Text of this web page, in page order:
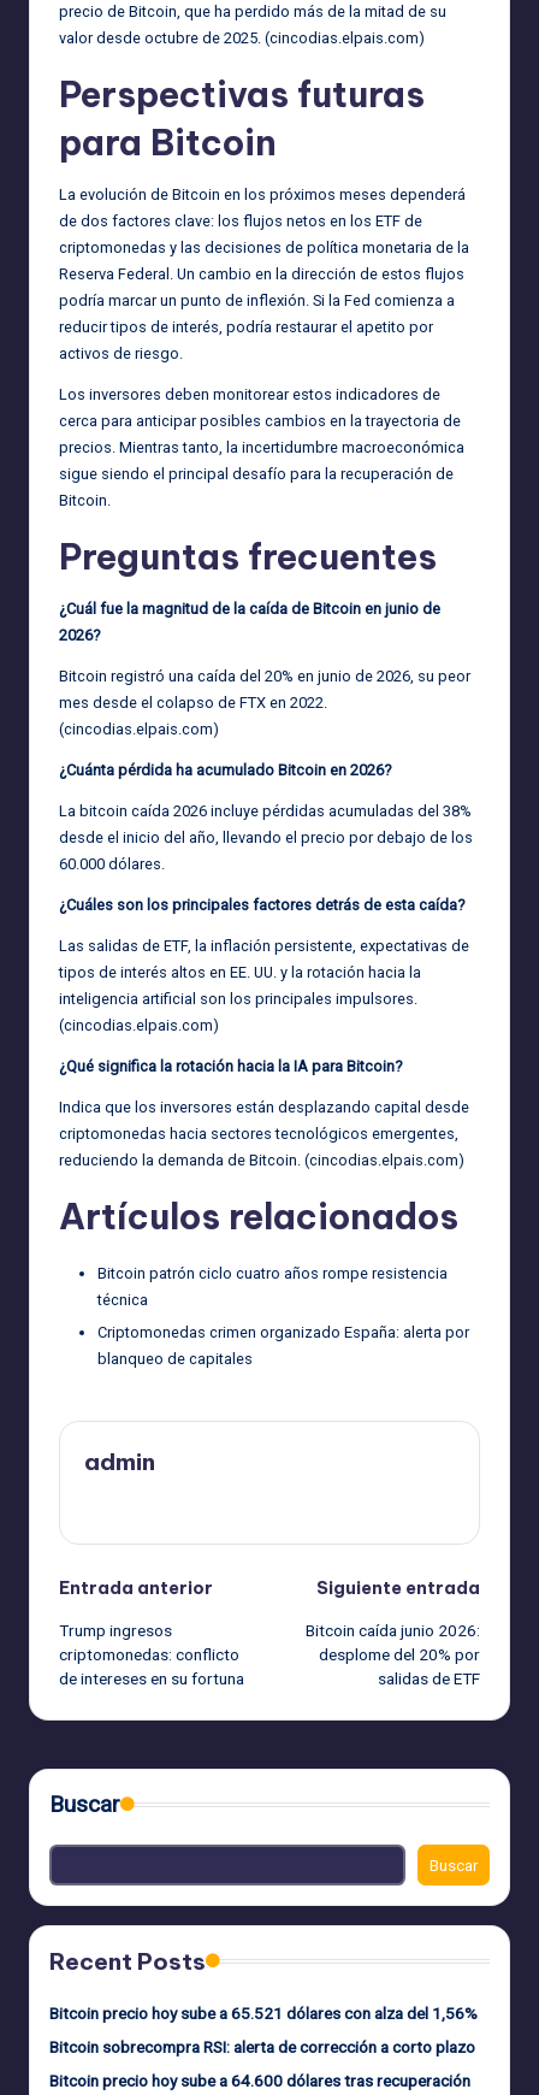
precio de Bitcoin, que ha perdido más de la mitad de su
valor desde octubre de 2025. (cincodias.elpais.com)
Perspectivas futuras
para Bitcoin
La evolución de Bitcoin en los próximos meses dependerá
de dos factores clave: los flujos netos en los ETF de
criptomonedas y las decisiones de política monetaria de la
Reserva Federal. Un cambio en la dirección de estos flujos
podría marcar un punto de inflexión. Si la Fed comienza a
reducir tipos de interés, podría restaurar el apetito por
activos de riesgo.
Los inversores deben monitorear estos indicadores de
cerca para anticipar posibles cambios en la trayectoria de
precios. Mientras tanto, la incertidumbre macroeconómica
sigue siendo el principal desafío para la recuperación de
Bitcoin.
Preguntas frecuentes
¿Cuál fue la magnitud de la caída de Bitcoin en junio de
2026?
Bitcoin registró una caída del 20% en junio de 2026, su peor
mes desde el colapso de FTX en 2022.
(cincodias.elpais.com)
¿Cuánta pérdida ha acumulado Bitcoin en 2026?
La bitcoin caída 2026 incluye pérdidas acumuladas del 38%
desde el inicio del año, llevando el precio por debajo de los
60.000 dólares.
¿Cuáles son los principales factores detrás de esta caída?
Las salidas de ETF, la inflación persistente, expectativas de
tipos de interés altos en EE. UU. y la rotación hacia la
inteligencia artificial son los principales impulsores.
(cincodias.elpais.com)
¿Qué significa la rotación hacia la IA para Bitcoin?
Indica que los inversores están desplazando capital desde
criptomonedas hacia sectores tecnológicos emergentes,
reduciendo la demanda de Bitcoin. (cincodias.elpais.com)
Artículos relacionados
Bitcoin patrón ciclo cuatro años rompe resistencia
técnica
Criptomonedas crimen organizado España: alerta por
blanqueo de capitales
admin
Navegación
de
entradas
Entrada anterior
Trump ingresos
criptomonedas: conflicto
de intereses en su fortuna
Siguiente entrada
Bitcoin caída junio 2026:
desplome del 20% por
salidas de ETF
Buscar
Buscar
Recent Posts
Bitcoin precio hoy sube a 65.521 dólares con alza del 1,56%
Bitcoin sobrecompra RSI: alerta de corrección a corto plazo
Bitcoin precio hoy sube a 64.600 dólares tras recuperación